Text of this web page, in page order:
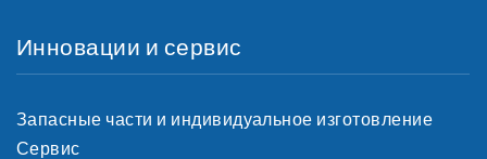
Инновации и сервис
Запасные части и индивидуальное изготовление
Сервис